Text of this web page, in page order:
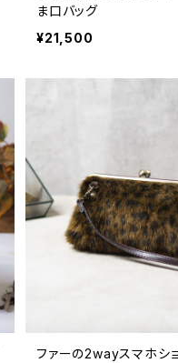
ま口バッグ
¥21,500
ファーの2wayスマホシ